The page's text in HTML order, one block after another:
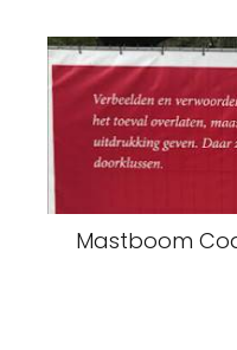
Mastboom